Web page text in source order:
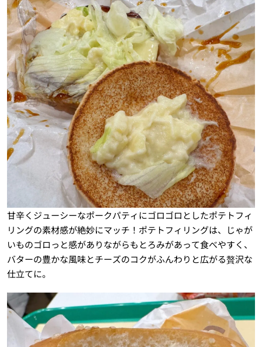
甘辛くジューシーなポークパティにゴロゴロとしたポテトフィ
リングの素材感が絶妙にマッチ！ポテトフィリングは、じゃが
いものゴロっと感がありながらもとろみがあって食べやすく、
バターの豊かな風味とチーズのコクがふんわりと広がる贅沢な
仕立てに。